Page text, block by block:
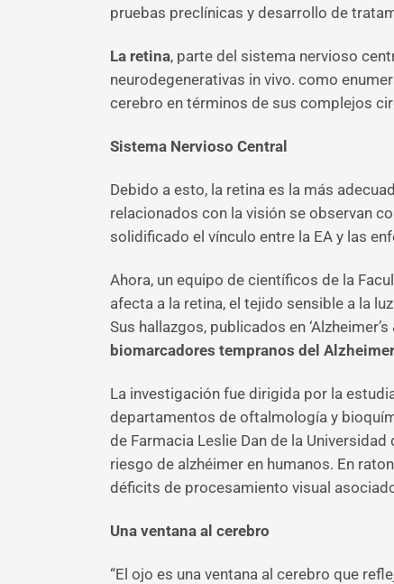
pruebas preclínicas y desarrollo de
La retina, parte del sistema nervioso
neurodegenerativas in vivo. como
cerebro en términos de sus complejos
Sistema Nervioso Central
Debido a esto, la retina es la más
relacionados con la visión se observan
solidificado el vínculo entre la EA y las
Ahora, un equipo de científicos de la
afecta a la retina, el tejido sensible a la
Sus hallazgos, publicados en
biomarcadores tempranos del
La investigación fue dirigida por la
departamentos de oftalmología y
de Farmacia Leslie Dan de la
riesgo de alzhéimer en humanos. En
déficits de procesamiento visual
Una ventana al cerebro
“El ojo es una ventana al cerebro que